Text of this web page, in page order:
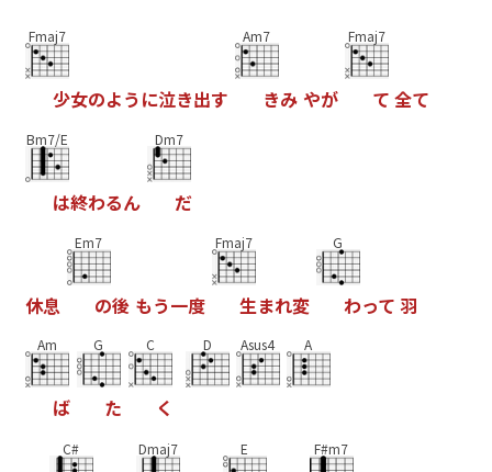
Fmaj7
少女のよう に泣き出す
Am7
きみ やが
Fmaj7
て 全て
Bm7/E
は終わるん
Dm7
だ
休息
Em7
の後 もう一度
Fmaj7
生まれ変
G
わって 羽
Am
ば
G
た
C
く
D Asus4 A
C# Dmaj7 E F#m7